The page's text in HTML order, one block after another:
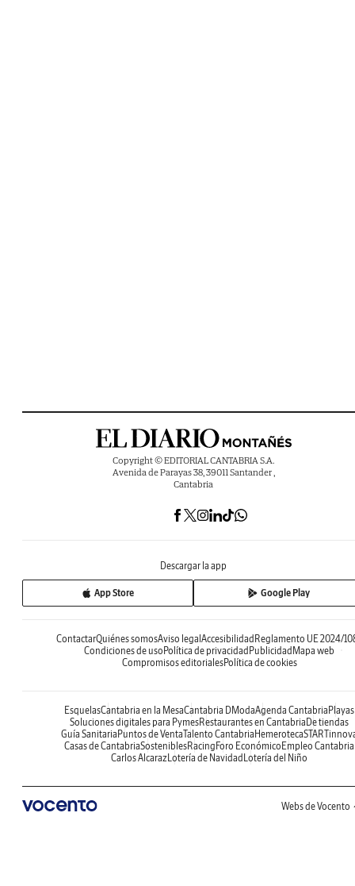
Copyright © EDITORIAL CANTABRIA S.A.
Avenida de Parayas 38, 39011 Santander ,
Cantabria
Descargar la app
App Store Google Play
ContactarQuiénes somosAviso legalAccesibilidadReglamento UE 2024/
Condiciones de usoPolítica de privacidadPublicidadMapa web
Compromisos editorialesPolítica de cookies
EsquelasCantabria en la MesaCantabria DModaAgenda CantabriaPlayas
Soluciones digitales para PymesRestaurantes en CantabriaDe tiendas
Guía SanitariaPuntos de VentaTalento CantabriaHemeroteca
Casas de CantabriaSosteniblesRacingForo EconómicoEmpleo Cantabria
Carlos AlcarazLotería de NavidadLotería del Niño
Webs de Vocento